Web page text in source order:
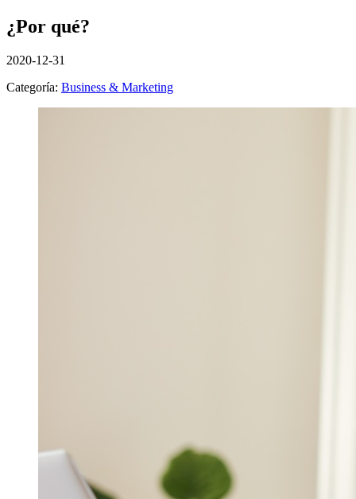
¿Por qué?
2020-12-31
Categoría: Business & Marketing